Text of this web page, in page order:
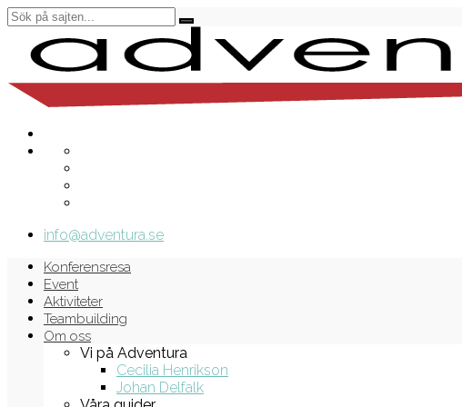
info@adventura.se
Konferensresa
Event
Aktiviteter
Teambuilding
Om oss
Vi på Adventura
Cecilia Henrikson
Johan Delfalk